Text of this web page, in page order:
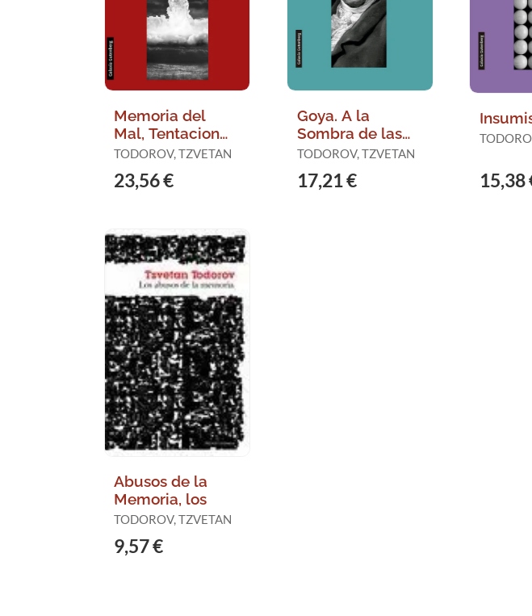
Memoria del
Mal, Tentacion
del Bien
TODOROV, TZVETAN
23,56 €
Goya. A la
Sombra de las
Luces
TODOROV, TZVETAN
17,21 € 15,38
Abusos de la
Memoria, los
TODOROV, TZVETAN
9,57 €